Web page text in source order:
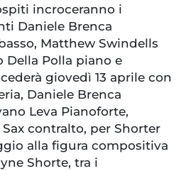
incroceranno i
Daniele Brenca
Matthew Swindells
Della Polla piano e
giovedì 13 aprile con
Daniele Brenca
Leva Pianoforte,
contralto, per Shorter
alla figura compositiva
Shorte, tra i